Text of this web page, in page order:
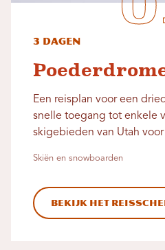
3 dagen
Een reisplan voor een
snelle toegang tot enkele
skigebieden van Utah
Skiën en snowboarden
Bekijk het